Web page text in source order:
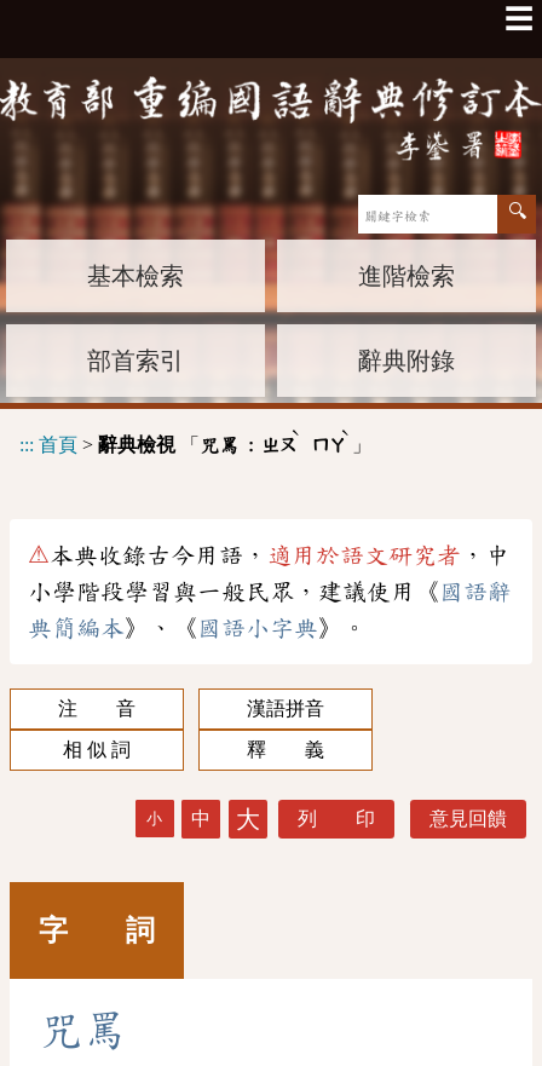
☰
基本檢索 進階檢索
部首索引 辭典附錄
::: 首頁 > 辭典檢視「 咒罵 : ㄓㄡ
ˋ
ㄇㄚ
ˋ
」
⚠本典收錄古今用語， 適用於語文研究者 ，中
小學階段學習與一般民眾，建議使用《 國語辭
典簡編本》、《 國語小字典》。
注 音
漢語拼音
相 似 詞
釋 義
小 中 大 列 印 意見回饋
字 詞
咒 罵